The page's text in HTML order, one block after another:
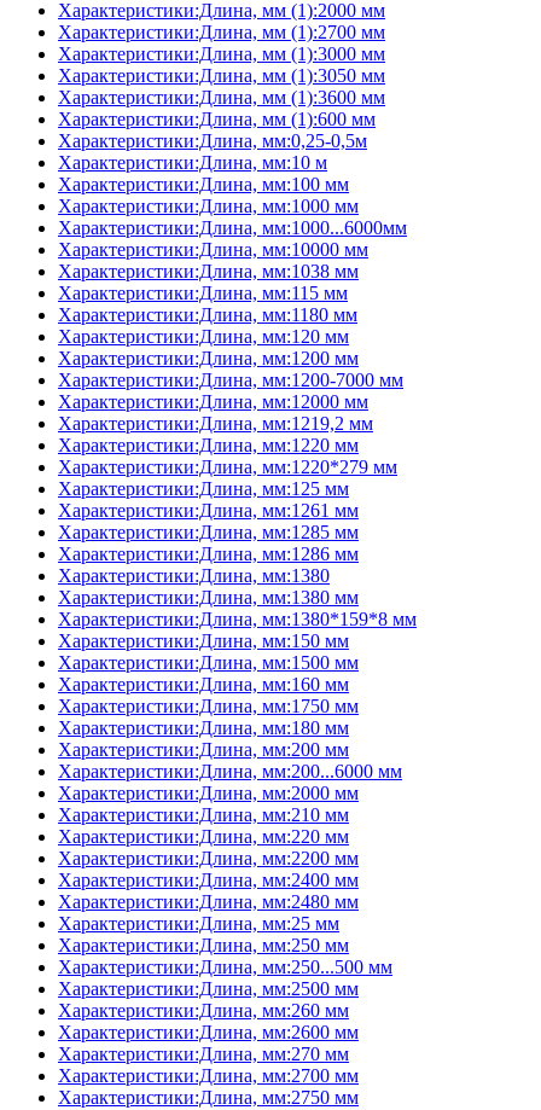
Характеристики:Длина, мм (1):2000 мм
Характеристики:Длина, мм (1):2700 мм
Характеристики:Длина, мм (1):3000 мм
Характеристики:Длина, мм (1):3050 мм
Характеристики:Длина, мм (1):3600 мм
Характеристики:Длина, мм (1):600 мм
Характеристики:Длина, мм:0,25-0,5м
Характеристики:Длина, мм:10 м
Характеристики:Длина, мм:100 мм
Характеристики:Длина, мм:1000 мм
Характеристики:Длина, мм:1000...6000мм
Характеристики:Длина, мм:10000 мм
Характеристики:Длина, мм:1038 мм
Характеристики:Длина, мм:115 мм
Характеристики:Длина, мм:1180 мм
Характеристики:Длина, мм:120 мм
Характеристики:Длина, мм:1200 мм
Характеристики:Длина, мм:1200-7000 мм
Характеристики:Длина, мм:12000 мм
Характеристики:Длина, мм:1219,2 мм
Характеристики:Длина, мм:1220 мм
Характеристики:Длина, мм:1220*279 мм
Характеристики:Длина, мм:125 мм
Характеристики:Длина, мм:1261 мм
Характеристики:Длина, мм:1285 мм
Характеристики:Длина, мм:1286 мм
Характеристики:Длина, мм:1380
Характеристики:Длина, мм:1380 мм
Характеристики:Длина, мм:1380*159*8 мм
Характеристики:Длина, мм:150 мм
Характеристики:Длина, мм:1500 мм
Характеристики:Длина, мм:160 мм
Характеристики:Длина, мм:1750 мм
Характеристики:Длина, мм:180 мм
Характеристики:Длина, мм:200 мм
Характеристики:Длина, мм:200...6000 мм
Характеристики:Длина, мм:2000 мм
Характеристики:Длина, мм:210 мм
Характеристики:Длина, мм:220 мм
Характеристики:Длина, мм:2200 мм
Характеристики:Длина, мм:2400 мм
Характеристики:Длина, мм:2480 мм
Характеристики:Длина, мм:25 мм
Характеристики:Длина, мм:250 мм
Характеристики:Длина, мм:250...500 мм
Характеристики:Длина, мм:2500 мм
Характеристики:Длина, мм:260 мм
Характеристики:Длина, мм:2600 мм
Характеристики:Длина, мм:270 мм
Характеристики:Длина, мм:2700 мм
Характеристики:Длина, мм:2750 мм